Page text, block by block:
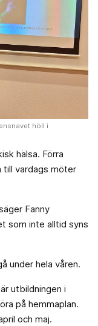
höll i
hälsa. Förra
vardags möter
Fanny
som inte alltid syns
under hela våren.
utbildningen i
på hemmaplan.
och maj.